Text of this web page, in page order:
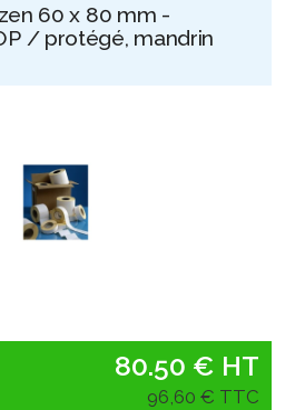
60 x 80 mm -
/ protégé, mandrin
80.50 € HT
96,60 € TTC